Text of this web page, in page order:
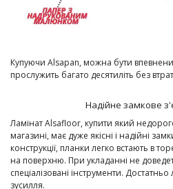
Купуючи Alsapan, можна бути
прослужить багато десятиліть без
Надійне замкове
Ламінат Alsafloor, купити який
магазині, має дуже якісні і надійні
конструкції, планки легко встають в
на поверхню. При укладанні не
спеціалізовані інструменти.
зусилля.